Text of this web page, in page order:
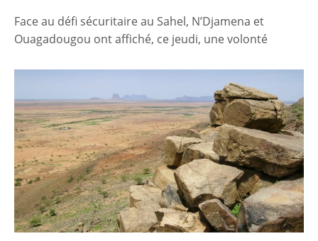
Face au défi sécuritaire au Sahel, N’Djamena et
Ouagadougou ont affiché, ce jeudi, une volonté